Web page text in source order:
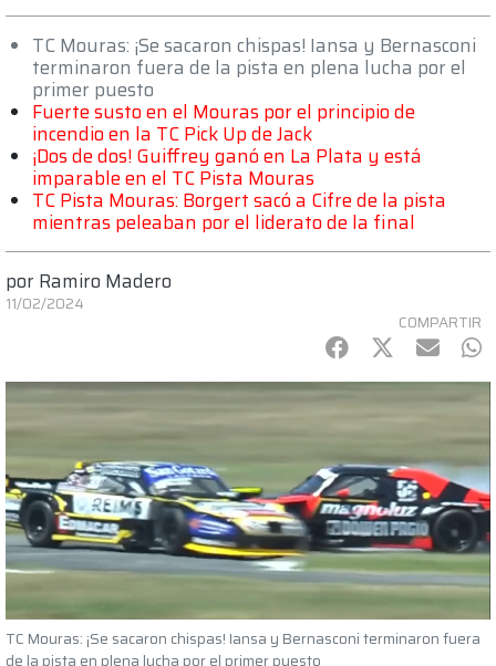
TC Mouras: ¡Se sacaron chispas! Iansa y Bernasconi
terminaron fuera de la pista en plena lucha por el
primer puesto
Fuerte susto en el Mouras por el principio de
incendio en la TC Pick Up de Jack
¡Dos de dos! Guiffrey ganó en La Plata y está
imparable en el TC Pista Mouras
TC Pista Mouras: Borgert sacó a Cifre de la pista
mientras peleaban por el liderato de la final
por Ramiro Madero
11/02/2024
COMPARTIR
Facebook
Twitter
mail
TC Mouras: ¡Se sacaron chispas! Iansa y Bernasconi terminaron fuera